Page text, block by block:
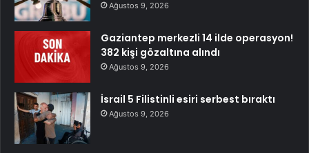
Ağustos 9, 2026
Gaziantep merkezli 14 ilde operasyon!
382 kişi gözaltına alındı
Ağustos 9, 2026
İsrail 5 Filistinli esiri serbest bıraktı
Ağustos 9, 2026